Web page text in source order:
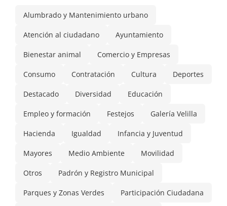
Alumbrado y Mantenimiento urbano
Atención al ciudadano Ayuntamiento
Bienestar animal Comercio y Empresas
Consumo Contratación Cultura Deportes
Destacado Diversidad Educación
Empleo y formación Festejos Galería Velilla
Hacienda Igualdad Infancia y Juventud
Mayores Medio Ambiente Movilidad
Otros Padrón y Registro Municipal
Parques y Zonas Verdes Participación Ciudadana